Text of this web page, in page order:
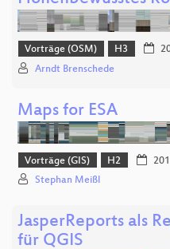
Vorträge (OSM) H3
Arndt Brenschede
Maps for ESA
Vorträge (GIS) H2
Stephan Meißl
JasperReports als
für QGIS